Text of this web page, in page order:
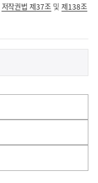
저작권법 제37조 및제138조